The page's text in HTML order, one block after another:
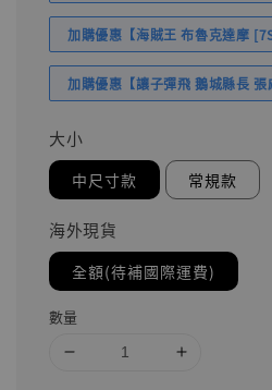
加購優惠【海賊王 布魯克達摩
加購優惠【讓子彈飛 鵝城縣長 張
大小
中尺寸款 常規款
海外現貨
全額(待補國際運費)
數量